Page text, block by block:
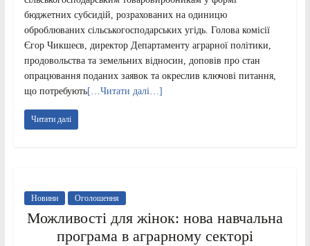
бюджетних субсидій, розрахованих на одиницю
оброблюваних сільськогосподарських угідь. Голова комісії
Єгор Чикшеєв, директор Департаменту аграрної політики,
продовольства та земельних відносин, доповів про стан
опрацювання поданих заявок та окреслив ключові питання,
що потребують[…Читати далі…]
Читати далі
Новини Оголошення
Можливості для жінок: нова навчальна
програма в аграрному секторі